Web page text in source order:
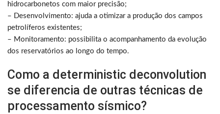
hidrocarbonetos com maior precisão;
– Desenvolvimento: ajuda a otimizar a produção dos campos
petrolíferos existentes;
– Monitoramento: possibilita o acompanhamento da evolução
dos reservatórios ao longo do tempo.
Como a deterministic deconvolution
se diferencia de outras técnicas de
processamento sísmico?